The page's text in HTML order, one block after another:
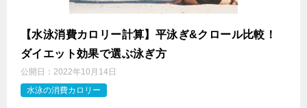
【水泳消費カロリー計算】平泳ぎ&クロール比較！
ダイエット効果で選ぶ泳ぎ方
公開日： 2022年10月14日
水泳の消費カロリー